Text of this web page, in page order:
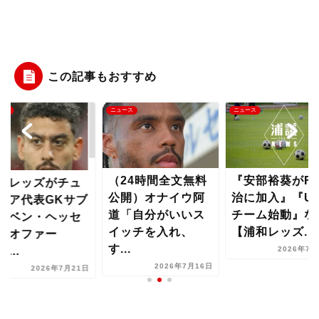
この記事もおすすめ
レッズがチュ
ア代表GKサブ
ベン・ヘッセ
オファー
...
2026年7月21日
ニュース
（24時間全文無料
公開）オナイウ阿
道「自分がいいス
イッチを入れ、
す...
2026年7月16日
ニュース
『安部裕葵が
治に加入』『
チーム始動』な
【浦和レッズ...
2026年7